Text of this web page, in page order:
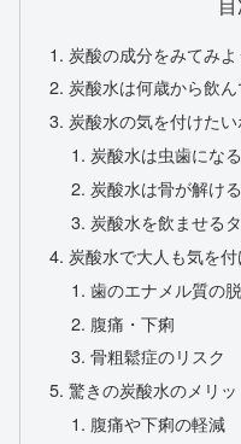
炭酸の成分をみてみよ
炭酸水は何歳から飲
炭酸水の気を付けたい
炭酸水は虫歯にな
炭酸水は骨が解け
炭酸水を飲ませる
炭酸水で大人も気を
歯のエナメル質の
腹痛・下痢
骨粗鬆症のリスク
驚きの炭酸水のメリッ
腹痛や下痢の軽減